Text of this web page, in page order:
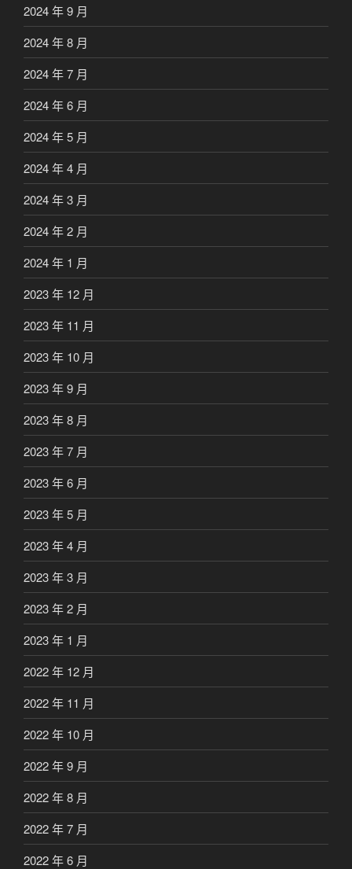
2024 年 9 月
2024 年 8 月
2024 年 7 月
2024 年 6 月
2024 年 5 月
2024 年 4 月
2024 年 3 月
2024 年 2 月
2024 年 1 月
2023 年 12 月
2023 年 11 月
2023 年 10 月
2023 年 9 月
2023 年 8 月
2023 年 7 月
2023 年 6 月
2023 年 5 月
2023 年 4 月
2023 年 3 月
2023 年 2 月
2023 年 1 月
2022 年 12 月
2022 年 11 月
2022 年 10 月
2022 年 9 月
2022 年 8 月
2022 年 7 月
2022 年 6 月